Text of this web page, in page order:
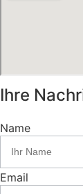
Ihre
Name
Email